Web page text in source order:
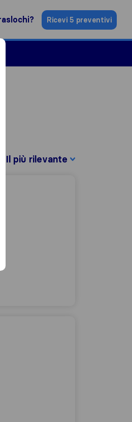
Ricevi 5 preventivi